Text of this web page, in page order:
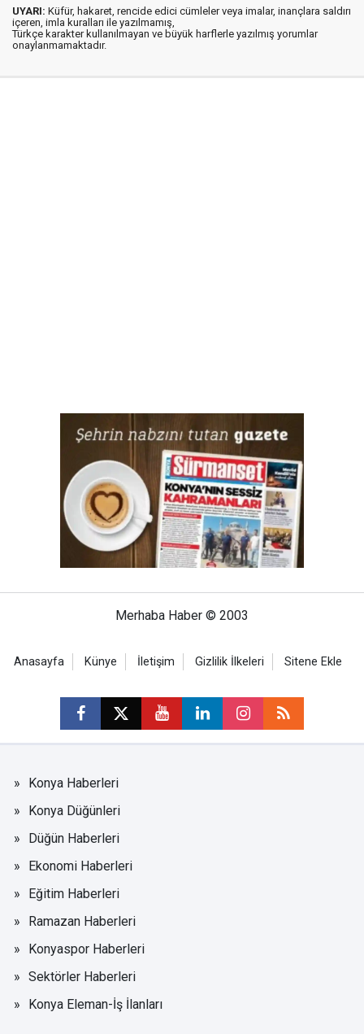
UYARI: Küfür, hakaret, rencide edici cümleler veya imalar, inançlara saldırı
içeren, imla kuralları ile yazılmamış,
Türkçe karakter kullanılmayan ve büyük harflerle yazılmış yorumlar
onaylanmamaktadır.
Merhaba Haber © 2003
Anasayfa Künye İletişim Gizlilik İlkeleri Sitene Ekle
Konya Haberleri
Konya Düğünleri
Düğün Haberleri
Ekonomi Haberleri
Eğitim Haberleri
Ramazan Haberleri
Konyaspor Haberleri
Sektörler Haberleri
Konya Eleman-İş İlanları